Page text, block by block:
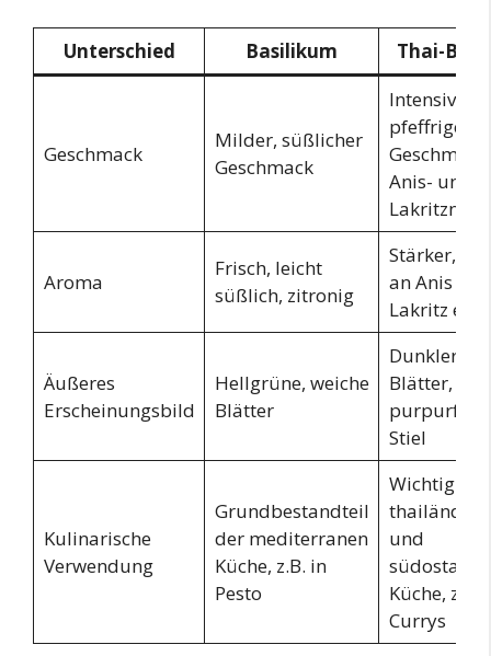
Unterschied Basilikum Thai-
Geschmack
Milder, süßlicher
Geschmack
Intensiver,
pfeffriger
Anis- und
Aroma
Frisch, leicht
süßlich, zitronig
Stärker,
an Anis und
Lakritz
Äußeres
Erscheinungsbild
Hellgrüne, weiche
Blätter
Dunklere,
Blätter, oft
Stiel
Kulinarische
Verwendung
Grundbestandteil
der mediterranen
Küche, z.B. in
Pesto
Wichtig in
und
Küche, z.B.
Currys